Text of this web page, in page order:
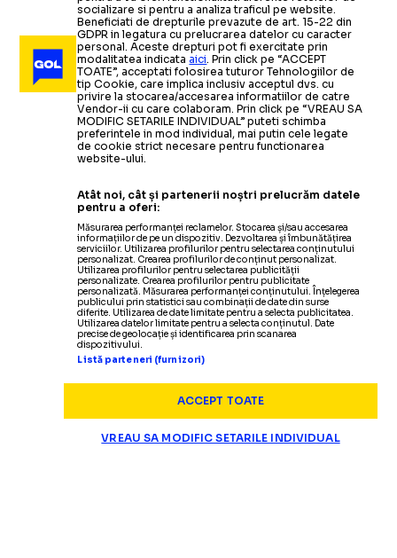
socializare si pentru a analiza traficul pe website.
Beneficiati de drepturile prevazute de art. 15-22 din
GDPR in legatura cu prelucrarea datelor cu caracter
personal. Aceste drepturi pot fi exercitate prin
modalitatea indicataaici. Prin click pe “ACCEPT
TOATE”, acceptati folosirea tuturor Tehnologiilor de
tip Cookie, care implica inclusiv acceptul dvs. cu
privire la stocarea/accesarea informatiilor de catre
Vendor-ii cu care colaboram. Prin click pe “VREAU SA
MODIFIC SETARILE INDIVIDUAL” puteti schimba
preferintele in mod individual, mai putin cele legate
de cookie strict necesare pentru functionarea
website-ului.
Atât noi, cât și partenerii noștri prelucrăm datele
pentru a oferi:
Măsurarea performanței reclamelor. Stocarea și/sau accesarea
informațiilor de pe un dispozitiv. Dezvoltarea și îmbunătățirea
serviciilor. Utilizarea profilurilor pentru selectarea conținutului
personalizat. Crearea profilurilor de conținut personalizat.
Utilizarea profilurilor pentru selectarea publicității
personalizate. Crearea profilurilor pentru publicitate
personalizată. Măsurarea performanței conținutului. Înțelegerea
publicului prin statistici sau combinații de date din surse
diferite. Utilizarea de date limitate pentru a selecta publicitatea.
Utilizarea datelor limitate pentru a selecta conținutul. Date
precise de geolocație și identificarea prin scanarea
dispozitivului.
Listă parteneri (furnizori)
ACCEPT TOATE
VREAU SA MODIFIC SETARILE INDIVIDUAL